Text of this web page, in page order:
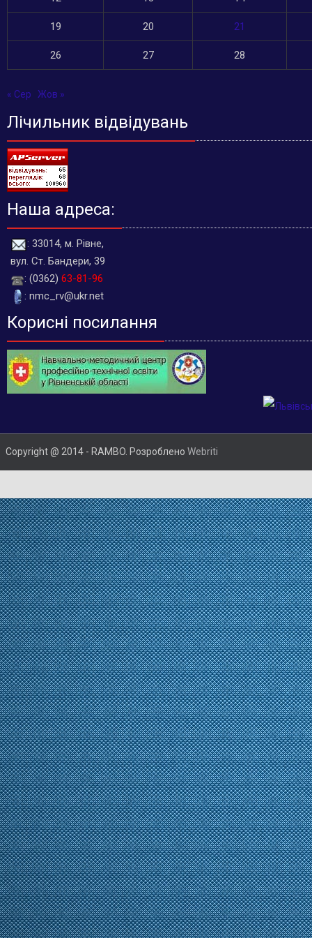
19 20 21
26 27 28
« Сер Жов »
Лічильник відвідувань
Наша адреса:
: 33014, м. Рівне,
вул. Ст. Бандери, 39
: (0362) 63-81-96
: nmc_rv@ukr.net
Корисні посилання
Copyright @ 2014 - RAMBO. Розроблено Webriti